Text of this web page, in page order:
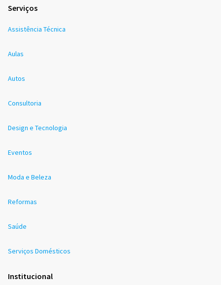
Serviços
Assistência Técnica
Aulas
Autos
Consultoria
Design e Tecnologia
Eventos
Moda e Beleza
Reformas
Saúde
Serviços Domésticos
Institucional